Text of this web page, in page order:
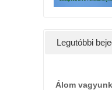
Legutóbbi
Álom